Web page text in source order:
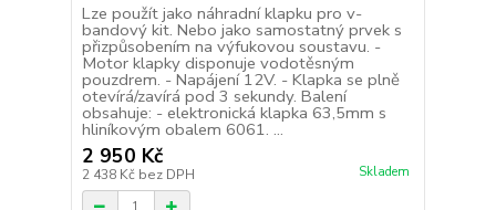
Lze použít jako náhradní klapku pro v-
bandový kit. Nebo jako samostatný prvek s
přizpůsobením na výfukovou soustavu. -
Motor klapky disponuje vodotěsným
pouzdrem. - Napájení 12V. - Klapka se plně
otevírá/zavírá pod 3 sekundy. Balení
obsahuje: - elektronická klapka 63,5mm s
hliníkovým obalem 6061. ...
2 950 Kč
2 438 Kč bez DPH Skladem